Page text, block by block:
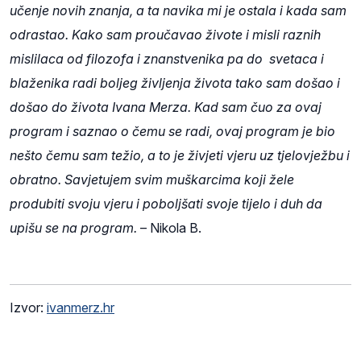
učenje novih znanja, a ta navika mi je ostala i kada sam
odrastao. Kako sam proučavao živote i misli raznih
mislilaca od filozofa i znanstvenika pa do svetaca i
blaženika radi boljeg življenja života tako sam došao i
došao do života Ivana Merza. Kad sam čuo za ovaj
program i saznao o čemu se radi, ovaj program je bio
nešto čemu sam težio, a to je živjeti vjeru uz tjelovježbu i
obratno. Savjetujem svim muškarcima koji žele
produbiti svoju vjeru i poboljšati svoje tijelo i duh da
upišu se na program. – Nikola B.
Izvor: ivanmerz.hr